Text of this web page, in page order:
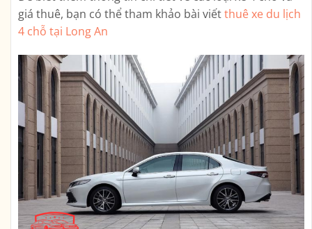
giá thuê, bạn có thể tham khảo bài viếtthuê xe du lịch
4 chỗ tại Long An